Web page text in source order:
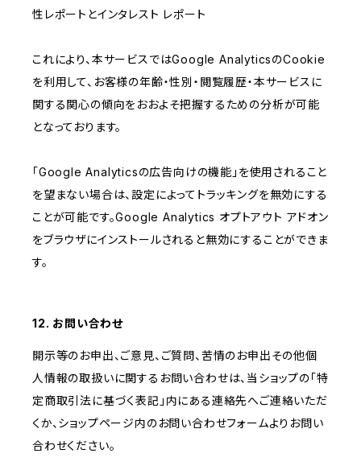
性レポートとインタレスト レポート
これにより、本サービスではGoogle AnalyticsのCookie
を利用して、お客様の年齢・性別・閲覧履歴・本サービスに
関する関心の傾向をおおよそ把握するための分析が可能
となっております。
「Google Analyticsの広告向けの機能」を使用されること
を望まない場合は、設定によってトラッキングを無効にする
ことが可能です。Google Analytics オプトアウト アドオン
をブラウザにインストールされると無効にすることができま
す。
12. お問い合わせ
開示等のお申出、ご意見、ご質問、苦情のお申出その他個
人情報の取扱いに関するお問い合わせは、当ショップの「特
定商取引法に基づく表記」内にある連絡先へご連絡いただ
くか、ショップページ内のお問い合わせフォームよりお問い
合わせください。